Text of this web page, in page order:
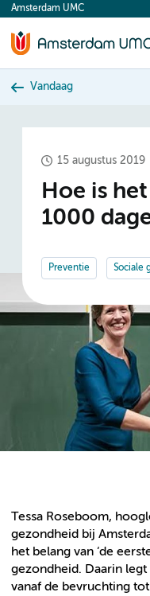
content
Amsterdam UMC
Vandaag
15 augustus 2019
Hoe is
1000
Preventie Sociale
Tessa Roseboom,
gezondheid bij
het belang van ‘de
gezondheid. Daarin
vanaf de bevruchting